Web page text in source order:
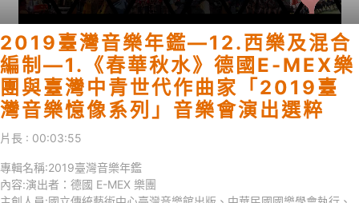
2019臺灣音樂年鑑—12.西樂及混合
編制—1.《春華秋水》德國E-MEX樂
團與臺灣中青世代作曲家「2019臺
灣音樂憶像系列」音樂會演出選粹
片長 : 00:03:55
專輯名稱:2019臺灣音樂年鑑
內容:演出者：德國 E-MEX 樂團